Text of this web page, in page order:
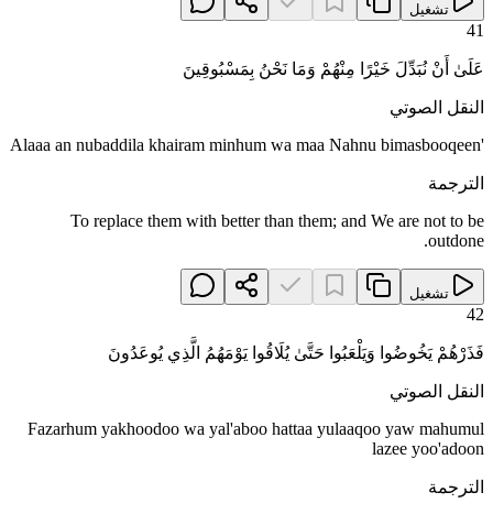
تشغيل
41
عَلَىٰ أَنْ نُبَدِّلَ خَيْرًا مِنْهُمْ وَمَا نَحْنُ بِمَسْبُوقِينَ
النقل الصوتي
'Alaaa an nubaddila khairam minhum wa maa Nahnu bimasbooqeen
الترجمة
To replace them with better than them; and We are not to be
outdone.
تشغيل
42
فَذَرْهُمْ يَخُوضُوا وَيَلْعَبُوا حَتَّىٰ يُلَاقُوا يَوْمَهُمُ الَّذِي يُوعَدُونَ
النقل الصوتي
Fazarhum yakhoodoo wa yal'aboo hattaa yulaaqoo yaw mahumul
lazee yoo'adoon
الترجمة